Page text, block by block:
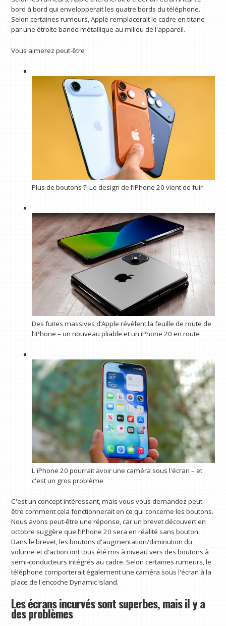
bord à bord qui envelopperait les quatre bords du téléphone.
Selon certaines rumeurs, Apple remplacerait le cadre en titane
par une étroite bande métallique au milieu de l'appareil.
Vous aimerez peut-être
Plus de boutons ?! Le design de l’iPhone 20 vient de fuir
Des fuites massives d’Apple révèlent la feuille de route de
l’iPhone – un nouveau pliable et un iPhone 20 en route
L'iPhone 20 pourrait avoir une caméra sous l'écran – et
c'est un gros problème
C'est un concept intéressant, mais vous vous demandez peut-
être comment cela fonctionnerait en ce qui concerne les boutons.
Nous avons peut-être une réponse, car un brevet découvert en
octobre suggère que l’iPhone 20 sera en réalité sans bouton.
Dans le brevet, les boutons d'augmentation/diminution du
volume et d'action ont tous été mis à niveau vers des boutons à
semi-conducteurs intégrés au cadre. Selon certaines rumeurs, le
téléphone comporterait également une caméra sous l'écran à la
place de l'encoche Dynamic Island.
Les écrans incurvés sont superbes, mais il y a
des problèmes